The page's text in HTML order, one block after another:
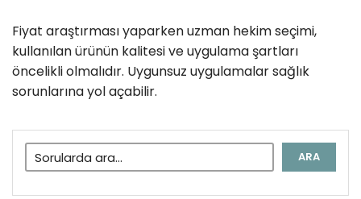
Fiyat araştırması yaparken uzman hekim seçimi,
kullanılan ürünün kalitesi ve uygulama şartları
öncelikli olmalıdır. Uygunsuz uygulamalar sağlık
sorunlarına yol açabilir.
ARA